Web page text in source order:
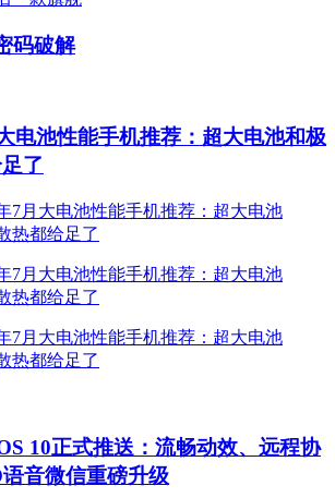
码破解
电池性能手机推荐：超大电池和极
了
10正式推送：流畅动效、远程协
音微信重磅升级